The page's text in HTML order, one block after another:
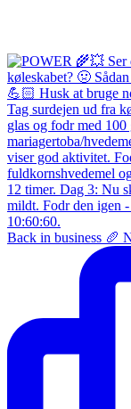
Back in business 🥖